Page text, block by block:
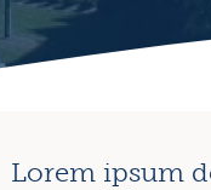
Lorem ipsum